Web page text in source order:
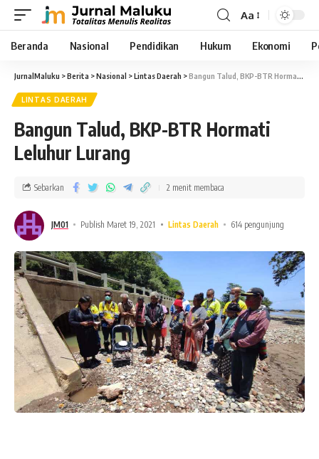
Aa
Beranda Nasional Pendidikan Hukum Ekonomi
JurnalMaluku >Berita >Nasional >Lintas Daerah >Bangun Talud, BKP-BTR Hormati Leluhur Lurang
LINTAS DAERAH
Bangun Talud, BKP-BTR Hormati
Leluhur Lurang
JM01 Publish Maret 19, 2021 Lintas Daerah 614 pengunjung
Sebarkan 2 menit membaca